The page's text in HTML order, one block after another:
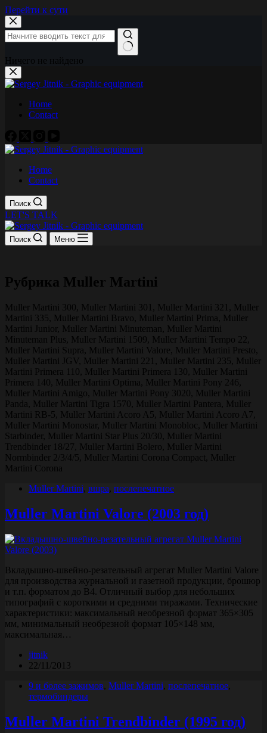
Перейти к сути
Ничего не найдено
Home
Contact
Home
Contact
Поиск
LET'S TALK
Поиск Меню
Рубрика Muller Martini
Muller Martini 300, Muller Martini 301, Muller Martini 321, Muller
Martini 335, Muller Martini Bravo, Muller Martini Prima, Muller
Martini Junior, Muller Martini Minuteman, Muller Martini
Minuteman Plus, Muller Martini 1509, Muller Martini Tempo 22,
Muller Martini Supra, Muller Martini Valore, Muller Martini Presto,
Muller Martini JGV, Muller Martini 221, Muller Martini 235, Muller
Martini Primera 110, Muller Martini Primera 130, Muller Martini
Primera 140, Muller Martini Optima, Muller Martini Pony 246,
Muller Martini Amigo, Muller Martini Pony 3020, Muller Martini
Panda, Muller Martini Tigra 1570, Muller Martini Pantera, Muller
Martini RB-5, Muller Martini Acoro A5, Muller Martini Acoro A7,
Muller Martini Monostar, Muller Martini Monobloc, Muller Martini
Starbinder, Muller Martini Star Plus 20/30, Muller Martini
Trendbinder 18/27, Muller Martini Bolero, Muller Martini
Normbinder 2/3/4/5, Muller Martini Corona Compact, Muller
Martini Corona
Muller Martini, вшра, послепечатное
Muller Martini Valore (2003 год)
Вкладышно-швейно-резательный агрегат Muller Martini Valore
для производства журнальной и газетной продукции, брошюр
и т.п. форматом до B4. Отличный выбор для небольших
типографий с короткими и средними тиражами. Технические
характеристики: максимальный необрезной формат 365×305
мм, минимальный необрезной формат 105×148 мм,
максимальная…
jitnik
22/11/2013
9 и более зажимов, Muller Martini, послепечатное,
термобиндеры
Muller Martini Trendbinder (1995 год)